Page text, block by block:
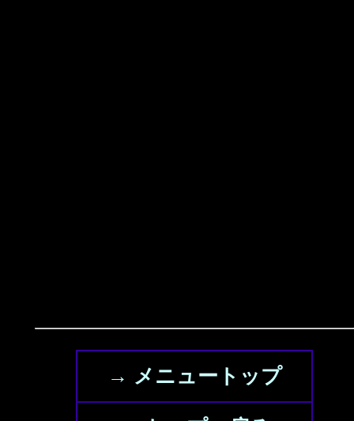
→ メニュートップ